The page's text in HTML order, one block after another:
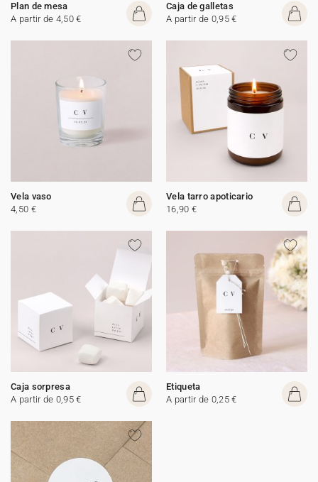
Plan de mesa
A partir de 4,50 €
Caja de galletas
A partir de 0,95 €
Vela vaso
4,50 €
Vela tarro apoticario
16,90 €
Caja sorpresa
A partir de 0,95 €
Etiqueta
A partir de 0,25 €